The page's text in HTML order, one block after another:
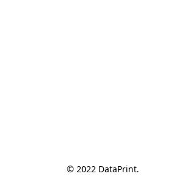
© 2022 DataPrint.